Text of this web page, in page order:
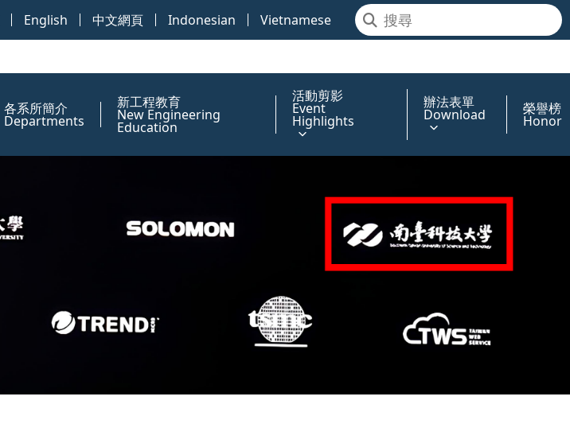
English 中文網頁 Indonesian Vietnamese
各系所簡介
Departments
新工程教育
New Engineering
Education
活動剪影
Event
Highlights
辦法表單
Download 榮譽榜
Honor